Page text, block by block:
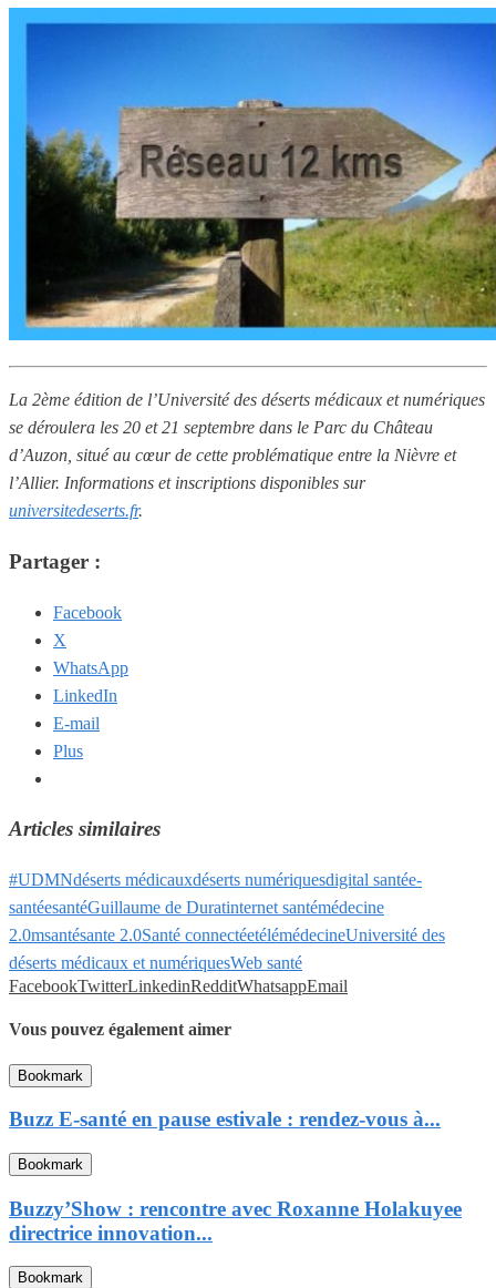
La 2ème édition de l’Université des déserts médicaux et numériques
se déroulera les 20 et 21 septembre dans le Parc du Château
d’Auzon, situé au cœur de cette problématique entre la Nièvre et
l’Allier. Informations et inscriptions disponibles sur
universitedeserts.fr.
Partager :
Facebook
X
WhatsApp
LinkedIn
E-mail
Plus
Articles similaires
#UDMNdéserts médicauxdéserts numériquesdigital santée-
santéesantéGuillaume de Duratinternet santémédecine
2.0msantésante 2.0Santé connectéetélémédecineUniversité des
déserts médicaux et numériquesWeb santé
FacebookTwitterLinkedinRedditWhatsappEmail
Vous pouvez également aimer
Bookmark
Buzz E-santé en pause estivale : rendez-vous à...
Bookmark
Buzzy’Show : rencontre avec Roxanne Holakuyee
directrice innovation...
Bookmark